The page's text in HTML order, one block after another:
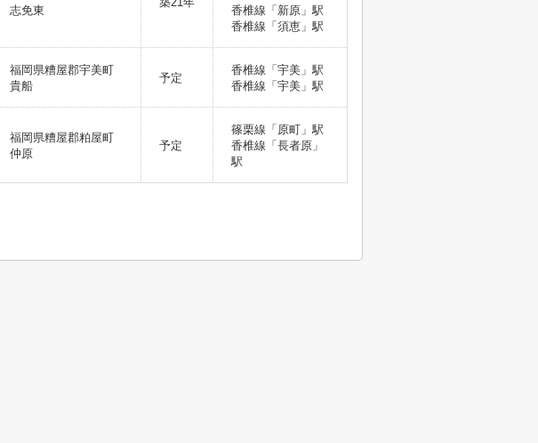
志免東
香椎線「新原」駅
香椎線「須恵」駅
福岡県糟屋郡宇美町
貴船
予定
香椎線「宇美」駅
香椎線「宇美」駅
福岡県糟屋郡粕屋町
仲原
予定
篠栗線「原町」駅
香椎線「長者原」
駅